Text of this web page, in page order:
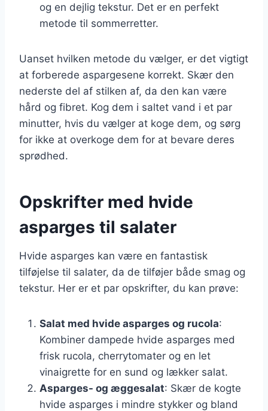
og en dejlig tekstur. Det er en perfekt
metode til sommerretter.
Uanset hvilken metode du vælger, er det vigtigt
at forberede aspargesene korrekt. Skær den
nederste del af stilken af, da den kan være
hård og fibret. Kog dem i saltet vand i et par
minutter, hvis du vælger at koge dem, og sørg
for ikke at overkoge dem for at bevare deres
sprødhed.
Opskrifter med hvide
asparges til salater
Hvide asparges kan være en fantastisk
tilføjelse til salater, da de tilføjer både smag og
tekstur. Her er et par opskrifter, du kan prøve:
Salat med hvide asparges og rucola:
Kombiner dampede hvide asparges med
frisk rucola, cherrytomater og en let
vinaigrette for en sund og lækker salat.
Asparges- og æggesalat: Skær de kogte
hvide asparges i mindre stykker og bland